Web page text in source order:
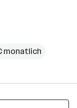
monatlich